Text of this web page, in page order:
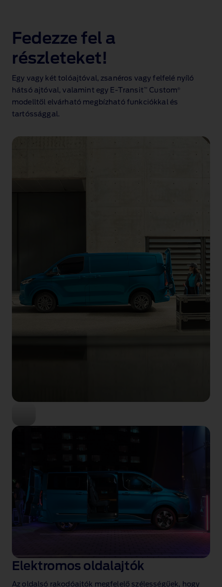
Fedezze fel a
részleteket!
Egy vagy két tolóajtóval, zsanéros vagy felfelé nyíló
hátsó ajtóval, valamint egy E‑Transit ™ Custom
modelltől elvárható megbízható funkciókkal és
tartóssággal.
Elektromos oldalajtók
Az oldalsó rakodóajtók megfelelő szélességűek, hogy